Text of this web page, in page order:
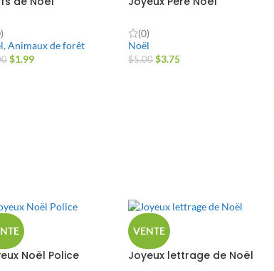
, Animaux de forêt
$1.99
(0)
Noël
$5.00 $3.75
Noël Police
VENTE
Joyeux lettrage de Noël